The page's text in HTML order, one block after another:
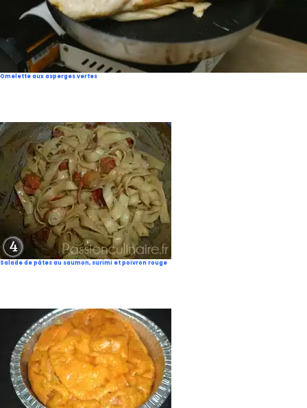
Omelette aux asperges vertes
Salade de pâtes au saumon, surimi et poivron rouge